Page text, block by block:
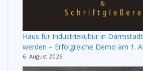
Haus für Industriekultur in
werden – Erfolgreiche Demo am 1.
6. August 2026